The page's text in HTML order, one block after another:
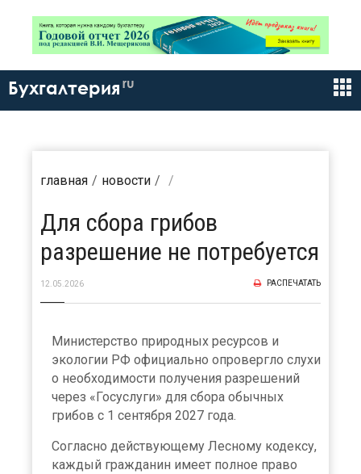
Бухгалтерия ru
главная новости
Для сбора грибов
разрешение не потребуется
12.05.2026 РАСПЕЧАТАТЬ
Министерство природных ресурсов и
экологии РФ официально опровергло слухи
о необходимости получения разрешений
через «Госуслуги» для сбора обычных
грибов с 1 сентября 2027 года.
Согласно действующему Лесному кодексу,
каждый гражданин имеет полное право